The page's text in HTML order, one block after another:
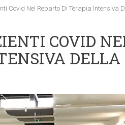
Covid Nel Reparto Di Terapia Intensiva
COVID